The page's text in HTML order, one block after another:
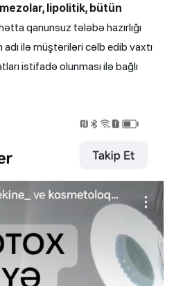
lipolitik, bütün
qanunsuz tələbə hazırlığı
ilə müştəriləri cəlb edib vaxtı
istifadə olunması ilə bağlı